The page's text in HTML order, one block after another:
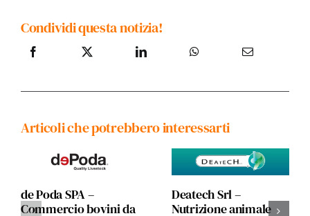
Condividi questa notizia!
Articoli che potrebbero interessarti
de Poda SPA –
Commercio bovini da
Deatech Srl –
Nutrizione animale